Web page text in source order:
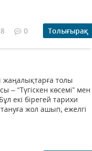
0 Толығырақ
толы
– “Түгіскен көсемі” мен
екі бірегей тарихи
жол ашып, ежелгі